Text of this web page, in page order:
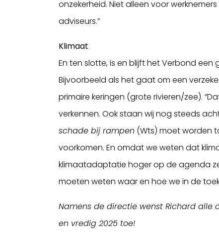
onzekerheid. Niet alleen voor
adviseurs.”
Klimaat
En ten slotte, is en blijft het Verbond
Bijvoorbeeld als het gaat om een
primaire keringen (grote rivieren/zee).
verkennen. Ook staan wij nog steeds
schade bij rampen (Wts) moet worden
voorkomen. En omdat we weten dat
klimaatadaptatie hoger op de agenda
moeten weten waar en hoe we in de
Namens de directie wenst Richard alle
en vredig 2025 toe!